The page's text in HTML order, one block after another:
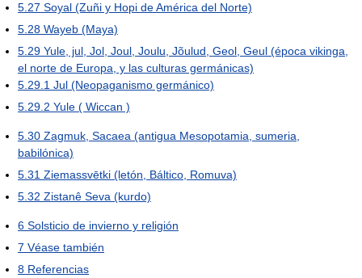
5.27 Soyal (Zuñi y Hopi de América del Norte)
5.28 Wayeb (Maya)
5.29 Yule, jul, Jol, Joul, Joulu, Jõulud, Geol, Geul (época vikinga,
el norte de Europa, y las culturas germánicas)
5.29.1 Jul (Neopaganismo germánico)
5.29.2 Yule ( Wiccan )
5.30 Zagmuk, Sacaea (antigua Mesopotamia, sumeria,
babilónica)
5.31 Ziemassvētki (letón, Báltico, Romuva)
5.32 Zistanê Seva (kurdo)
6 Solsticio de invierno y religión
7 Véase también
8 Referencias